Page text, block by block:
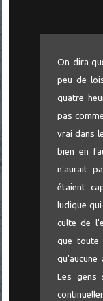
On dira
peu de
quatre
pas
vrai dans
bien en
n'aurait
étaient
ludique
culte de
que toute
Les gens